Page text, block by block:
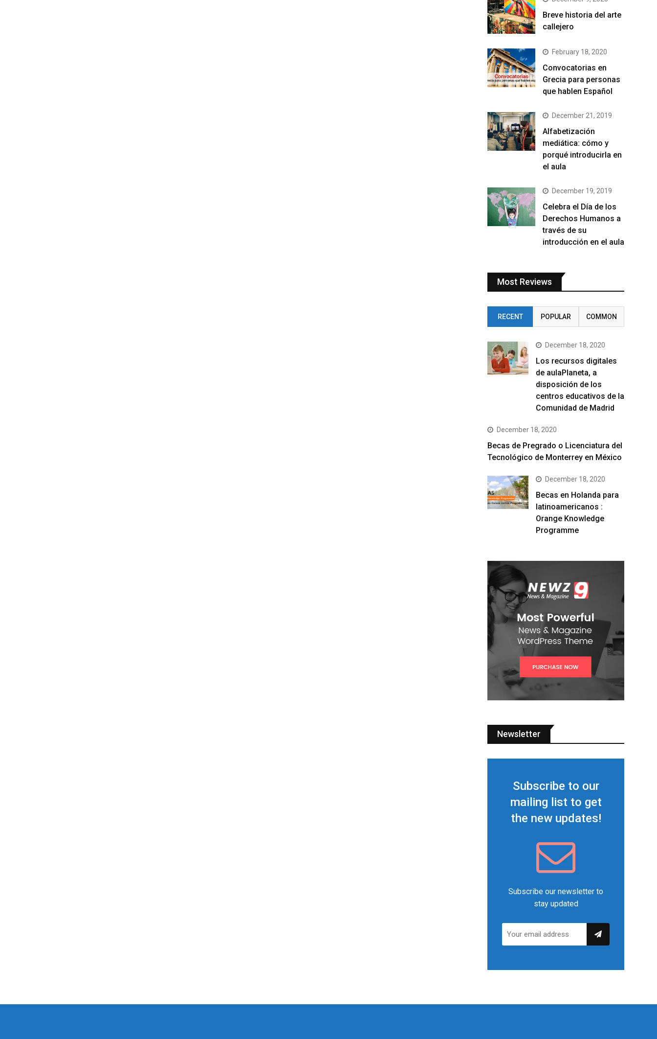
Breve historia del arte
callejero
February 18, 2020
Convocatorias en
Grecia para personas
que hablen Español
December 21, 2019
Alfabetización
mediática: cómo y
porqué introducirla en
el aula
December 19, 2019
Celebra el Día de los
Derechos Humanos a
través de su
introducción en el aula
Most Reviews
RECENT POPULAR COMMON
December 18, 2020
Los recursos digitales
de aulaPlaneta, a
disposición de los
centros educativos de la
Comunidad de Madrid
December 18, 2020
Becas de Pregrado o Licenciatura del
Tecnológico de Monterrey en México
December 18, 2020
Becas en Holanda para
latinoamericanos :
Orange Knowledge
Programme
Newsletter
Subscribe to our
mailing list to get
the new updates!
Subscribe our newsletter to
stay updated